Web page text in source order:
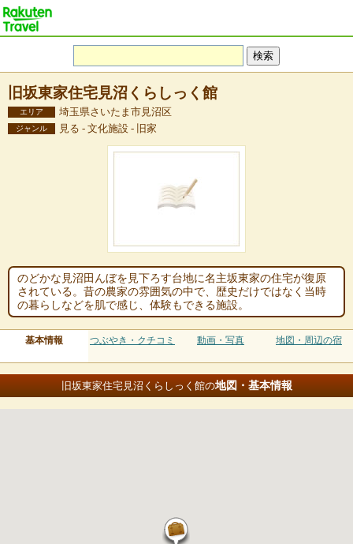
旧坂東家住宅見沼くらしっく館
エリア 埼玉県さいたま市見沼区
ジャンル 見る - 文化施設 - 旧家
のどかな見沼田んぼを見下ろす台地に名主坂東家の住宅が復原
されている。昔の農家の雰囲気の中で、歴史だけではなく当時
の暮らしなどを肌で感じ、体験もできる施設。
基本情報 つぶやき・クチコミ 動画・写真 地図・周辺の宿
旧坂東家住宅見沼くらしっく館の地図・基本情報